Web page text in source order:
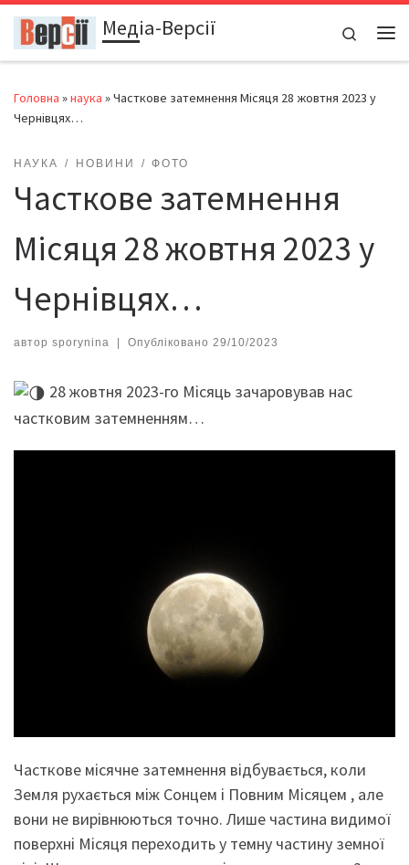
Перейти до вмістуМедіа-Версії
Search
Головна »наука »Часткове затемнення Місяця 28 жовтня 2023 у
Чернівцях…
НАУКА НОВИНИ ФОТО
Часткове затемнення
Місяця 28 жовтня 2023 у
Чернівцях…
автор sporynina | Опубліковано 29/10/2023
28 жовтня 2023-го Місяць зачаровував нас
частковим затемненням…
Часткове місячне затемнення відбувається, коли
Земля рухається між Сонцем і Повним Місяцем , але
вони не вирівнюються точно. Лише частина видимої
поверхні Місяця переходить у темну частину земної